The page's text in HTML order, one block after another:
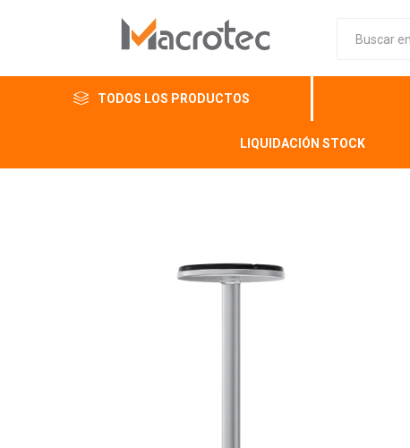
TODOS LOS PRODUCTOS
LIQUIDACIÓN STOCK